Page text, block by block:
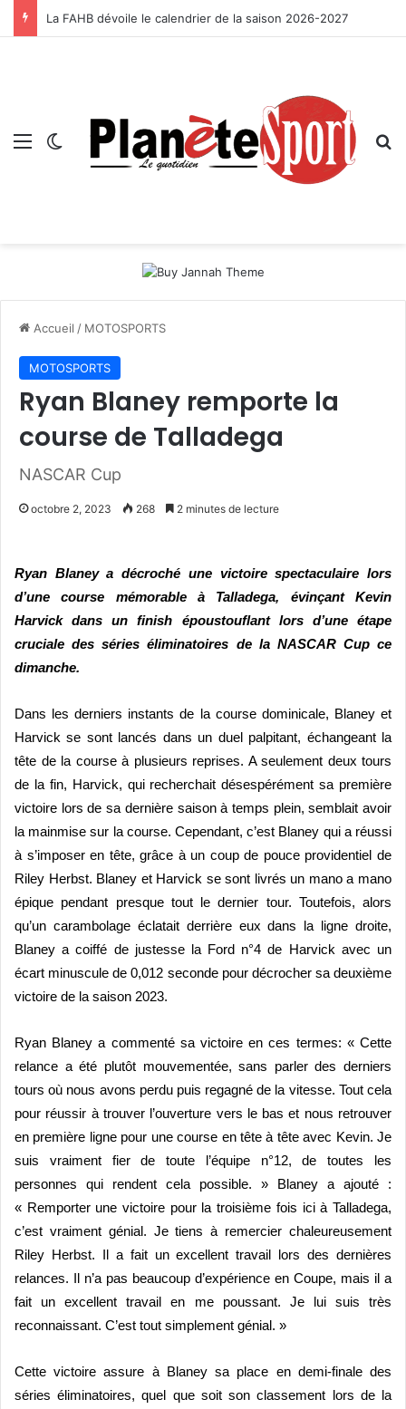
La FAHB dévoile le calendrier de la saison 2026-2027
Menu Switch skin
Accueil / MOTOSPORTS
MOTOSPORTS
Ryan Blaney remporte la
course de Talladega
NASCAR Cup
octobre 2, 2023 268 2 minutes de lecture
Ryan Blaney a décroché une victoire spectaculaire lors
d’une course mémorable à Talladega, évinçant Kevin
Harvick dans un finish époustouflant lors d’une étape
cruciale des sérieséliminatoires de la NASCAR Cup ce
dimanche.
Dans les derniers instants de la course dominicale, Blaney et
Harvick se sont lancés dans un duel palpitant, échangeant la
tête de la course à plusieurs reprises. A seulement deux tours
de la fin, Harvick, qui recherchait désespérément sa première
victoire lors de sa dernière saison à temps plein, semblait avoir
la mainmise sur la course. Cependant, c’est Blaney qui a réussi
à s’imposer en tête, grâce à un coup de pouce providentiel de
Riley Herbst. Blaney et Harvick se sont livrés un mano a mano
épique pendant presque tout le dernier tour. Toutefois, alors
qu’un carambolage éclatait derrière eux dans la ligne droite,
Blaney a coiffé de justesse la Ford n°4 de Harvick avec un
écart minuscule de 0,012 seconde pour décrocher sa deuxième
victoire de la saison 2023.
Ryan Blaney a commenté sa victoire en ces termes: « Cette
relance a été plutôt mouvementée, sans parler des derniers
tours où nous avons perdu puis regagné de la vitesse. Tout cela
pour réussir à trouver l’ouverture vers le bas et nous retrouver
en première ligne pour une course en tête à tête avec Kevin. Je
suis vraiment fier de toute l’équipe n°12, de toutes les
personnes qui rendent cela possible. » Blaney a ajouté :
« Remporter une victoire pour la troisième fois ici à Talladega,
c’est vraiment génial. Je tiens à remercier chaleureusement
Riley Herbst. Il a fait un excellent travail lors des dernières
relances. Il n’a pas beaucoup d’expérience en Coupe, mais il a
fait un excellent travail en me poussant. Je lui suis très
reconnaissant. C’est tout simplement génial. »
Cette victoire assure à Blaney sa place en demi-finale des
sérieséliminatoires, quel que soit son classement lors de la